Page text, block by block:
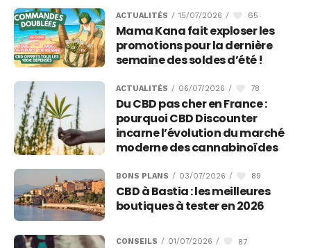
ACTUALITÉS / 15/07/2026 / 65
Mama Kana fait exploser les
promotions pour la dernière
semaine des soldes d’été !
ACTUALITÉS / 06/07/2026 / 78
Du CBD pas cher en France :
pourquoi CBD Discounter
incarne l’évolution du marché
moderne des cannabinoïdes
BONS PLANS / 03/07/2026 / 89
CBD à Bastia : les meilleures
boutiques à tester en 2026
CONSEILS / 01/07/2026 / 87